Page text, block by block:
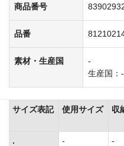
商品番号
品番
素材・生産国
-
生産国：-
サイズ表記 使用サイズ 収
.
- -